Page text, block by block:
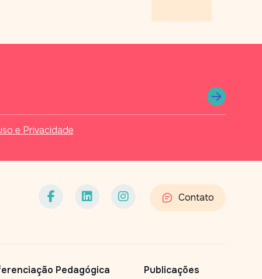
e Privacidade
Contato
Pedagógica Publicações